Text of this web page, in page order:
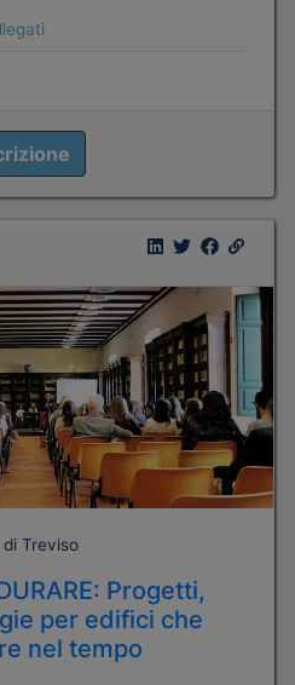
Treviso
Progetti,
per edifici che
nel tempo